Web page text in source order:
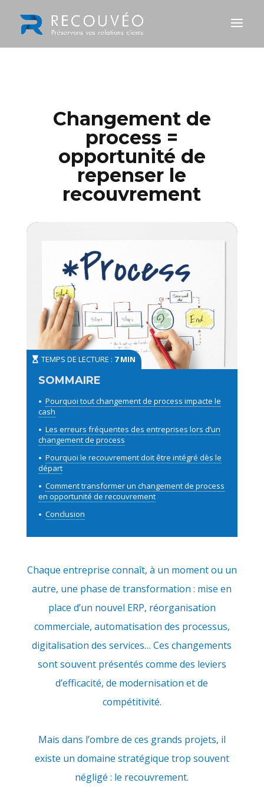
Changement de
process =
opportunité de
repenser le
recouvrement
TEMPS DE LECTURE : 7 MIN
Pourquoi tout changement de process impacte le
cash
Les erreurs fréquentes des entreprises lors d’un
changement de process
Pourquoi le recouvrement doit être intégré dès le
départ
Comment transformer un changement de process
en opportunité de recouvrement
Conclusion
Chaque entreprise connaît, à un moment ou un
autre, une phase de transformation : mise en
place d’un nouvel ERP, réorganisation
commerciale, automatisation des processus,
digitalisation des services… Ces changements
sont souvent présentés comme des leviers
d’efficacité, de modernisation et de
compétitivité.
Mais dans l’ombre de ces grands projets, il
existe un domaine stratégique trop souvent
négligé : le recouvrement.